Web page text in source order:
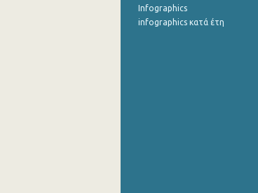
Infographics
infographics κατά έτη